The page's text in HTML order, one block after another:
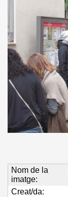
Nom de la
imatge:
Creat/da: